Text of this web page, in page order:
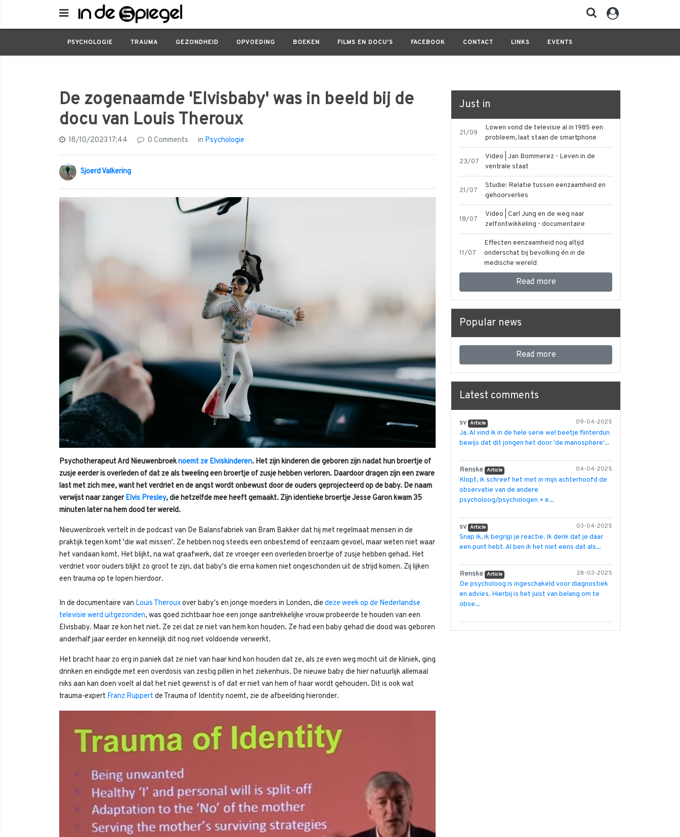
PSYCHOLOGIE TRAUMA GEZONDHEID OPVOEDING BOEKEN FILMS EN DOCU'S FACEBOOK CONTACT LINKS EVENTS
Psychologie De zogenaamde 'Elvisbaby' was in beeld bij de docu van Louis Theroux
De zogenaamde 'Elvisbaby' was in beeld bij de
docu van Louis Theroux
18/10/2023 17:44 0 Comments in Psychologie
Sjoerd Valkering
Psychotherapeut Ard Nieuwenbroeknoemt ze Elviskinderen. Het zijn kinderen die geboren zijn nadat hun broertje of
zusje eerder is overleden of dat ze als tweeling een broertje of zusje hebben verloren. Daardoor dragen zijn een zware
last met zich mee, want het verdriet en de angst wordt onbewust door de ouders geprojecteerd op de baby. De naam
verwijst naar zangerElvis Presley, die hetzelfde mee heeft gemaakt. Zijn identieke broertje Jesse Garon kwam 35
minuten later na hem dood ter wereld.
Nieuwenbroek vertelt in de podcast van De Balansfabriek van Bram Bakker dat hij met regelmaat mensen in de
praktijk tegen komt 'die wat missen'. Ze hebben nog steeds een onbestemd of eenzaam gevoel, maar weten niet waar
het vandaan komt. Het blijkt, na wat graafwerk, dat ze vroeger een overleden broertje of zusje hebben gehad. Het
verdriet voor ouders blijkt zo groot te zijn, dat baby's die erna komen niet ongeschonden uit de strijd komen. Zij lijken
een trauma op te lopen hierdoor.
In de documentaire van Louis Therouxover baby's en jonge moeders in Londen, die deze week op de Nederlandse
televisie werd uitgezonden, was goed zichtbaar hoe een jonge aantrekkelijke vrouw probeerde te houden van een
Elvisbaby. Maar ze kon het niet. Ze zei dat ze niet van hem kon houden. Ze had een baby gehad die dood was geboren
anderhalf jaar eerder en kennelijk dit nog niet voldoende verwerkt.
Het bracht haar zo erg in paniek dat ze niet van haar kind kon houden dat ze, als ze even weg mocht uit de kliniek, ging
drinken en eindigde met een overdosis van zestig pillen in het ziekenhuis. De nieuwe baby die hier natuurlijk allemaal
niks aan kan doen voelt al dat het niet gewenst is of dat er niet van hem of haar wordt gehouden. Dit is ook wat
trauma-expert Franz Ruppert de Trauma of Identity noemt, zie de afbeelding hieronder.
Just in
21/09
Lowen vond de televisie al in 1985 een
probleem, laat staan de smartphone
23/07
Video | Jan Bommerez - Leven in de
ventrale staat
21/07
Studie: Relatie tussen eenzaamheid en
gehoorverlies
18/07
Video | Carl Jung en de weg naar
zelfontwikkeling - documentaire
11/07
Effecten eenzaamheid nog altijd
onderschat bij bevolking én in de
medische wereld
Read more
Popular news
Read more
Latest comments
09-04-2025
sv Article
Ja. Al vind ik in de hele serie wel beetje flinterdun
bewijs dat dit jongen het door 'de manosphere'...
04-04-2025
Renske Article
Klopt, ik schreef het met in mijn achterhoofd de
observatie van de andere
psycholoog/psychologen + e...
03-04-2025
sv Article
Snap ik, ik begrijp je reactie. Ik denk dat je daar
een punt hebt. Al ben ik het niet eens dat als...
28-03-2025
Renske Article
De psycholoog is ingeschakeld voor diagnostiek
en advies. Hierbij is het juist van belang om te
obse...